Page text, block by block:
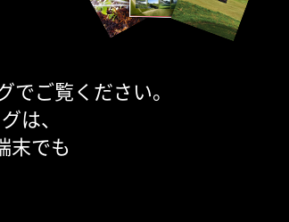
でご覧ください。
は、
末でも